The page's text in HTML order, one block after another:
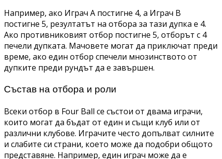
Например, ако Играч A постигне 4, а Играч B
постигне 5, резултатът на отбора за тази дупка е 4.
Ако противниковият отбор постигне 5, отборът с 4
печели дупката. Мачовете могат да приключат преди
време, ако един отбор спечели мнозинството от
дупките преди рундът да е завършен.
Състав на отбора и роли
Всеки отбор в Four Ball се състои от двама играчи,
които могат да бъдат от един и същи клуб или от
различни клубове. Играчите често допълват силните
и слабите си страни, което може да подобри общото
представяне. Например, един играч може да е